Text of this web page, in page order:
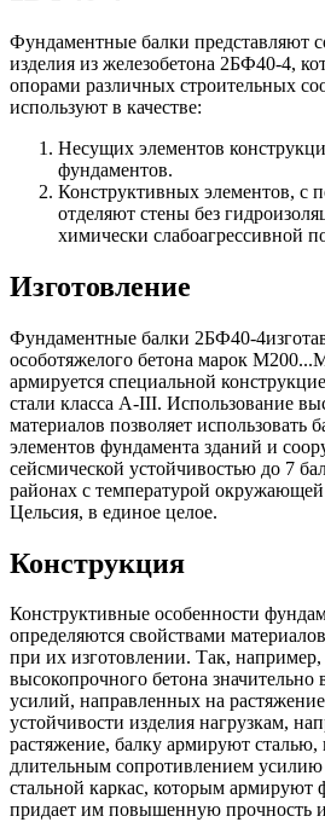
Фундаментные балки представляют
изделия из железобетона 2БФ40-4,
опорами различных строительных
используют в качестве:
Несущих элементов
фундаментов.
Конструктивных элементов, с
отделяют стены без
химически слабоагрессивной
Изготовление
Фундаментные балки 2БФ40-
особотяжелого бетона марок
армируется специальной
стали класса А-III. Использование
материалов позволяет использовать
элементов фундамента зданий и
сейсмической устойчивостью до 7
районах с температурой
Цельсия, в единое целое.
Конструкция
Конструктивные особенности
определяются свойствами
при их изготовлении. Так,
высокопрочного бетона
усилий, направленных на
устойчивости изделия нагрузкам,
растяжение, балку армируют сталью,
длительным сопротивлением
стальной каркас, которым армируют
придает им повышенную прочность и